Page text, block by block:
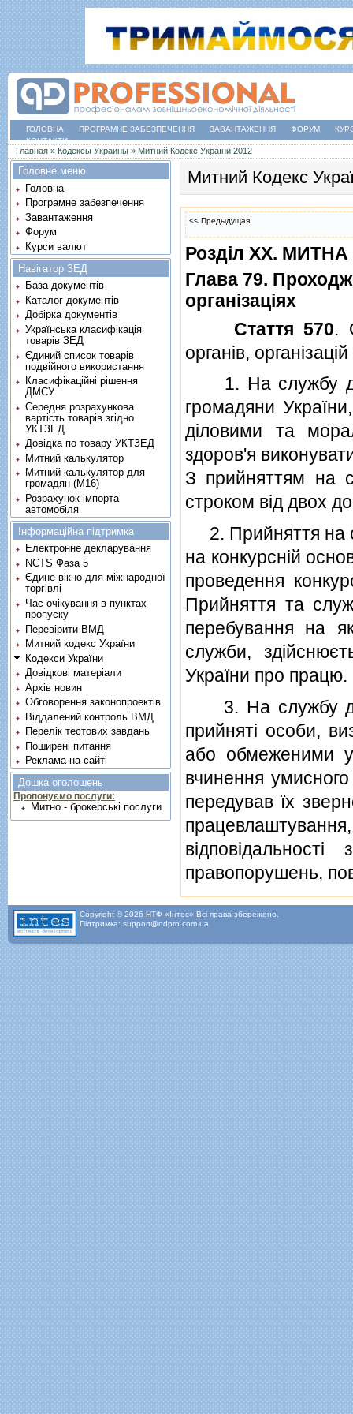
ГОЛОВНА ПРОГРАМНЕ ЗАБЕЗПЕЧЕННЯ ЗАВАНТАЖЕННЯ ФОРУМ
КОНТАКТИ
Ви є тут
Главная » Кодексы Украины » Митний Кодекс України 2012
Митний Кодекс
<< Предыдущая
Роздiл XX.
Глава 79.
органiзацiях
Стаття 570.
органiв, органiзацiй
1. На службу до
громадяни
дiловими та
здоров'я
З прийняттям на
строком вiд двох
2. Прийняття на
на конкурснiй
проведення
Прийняття та
перебування на
служби,
України про працю.
3. На службу до
прийнятi особи,
або обмеженими
вчинення
передував їх
правопорушень,
Головне меню
Головна
Програмне забезпечення
Завантаження
Форум
Курси валют
Навігатор ЗЕД
База документів
Каталог документів
Добірка документів
Українська класифікація
товарів ЗЕД
Єдиний список товарів
подвійного використання
Класифікаційні рішення
ДМСУ
Середня розрахункова
вартість товарів згідно
УКТЗЕД
Довідка по товару УКТЗЕД
Митний калькулятор
Митний калькулятор для
громадян (М16)
Розрахунок імпорта
автомобіля
Інформаційна підтримка
Електронне декларування
NCTS Фаза 5
Єдине вікно для міжнародної
торгівлі
Час очікування в пунктах
пропуску
Перевірити ВМД
Митний кодекс України
Кодекси України
Довідкові матеріали
Архів новин
Обговорення законопроектів
Віддалений контроль ВМД
Перелік тестових завдань
Поширені питання
Реклама на сайті
Дошка оголошень
Пропонуємо послуги:
Митно - брокерські послуги
Copyright © 2026 НТФ «Інтес» Всі права збережено.
Підтримка: support@qdpro.com.ua